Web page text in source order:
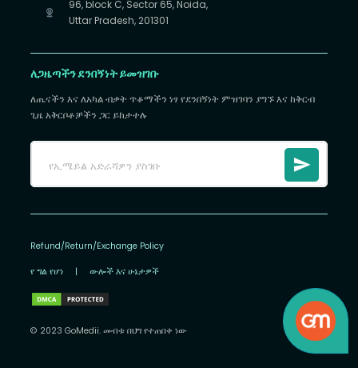
96, block C, Sector 65, Noida,
Uttar Pradesh, 201301
ለጋዜጣችን ደንበኝነት ይመዝገቡ
ለጤናችን እና ለአካል ብቃት ጥቆማችን ነፃ የደንበኝነት ምዝገባን ያግኙ እና ከቅርብ
ጊዜ አቅርቦቶቻችን ጋር ይከታተሉ
Refund/Return/Exchange Policy
የ ግል የሆነ | ውሎች እና ሁኔታዎች
© 2023 GoMedii. መብቱ በህግ የተጠበቀ ነው